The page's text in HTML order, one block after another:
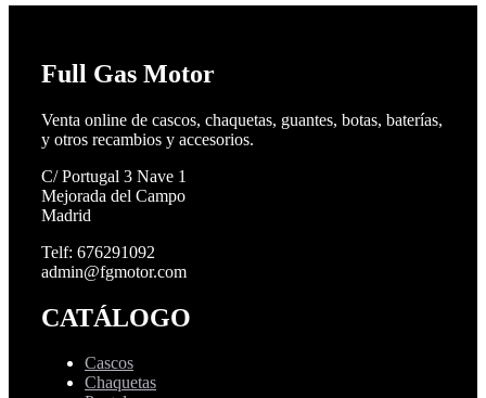
Full Gas Motor
Venta online de cascos, chaquetas, guantes, botas, baterías,
y otros recambios y accesorios.
C/ Portugal 3 Nave 1
Mejorada del Campo
Madrid
Telf: 676291092
admin@fgmotor.com
CATÁLOGO
Cascos
Chaquetas